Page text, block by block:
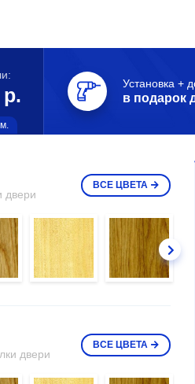
р.
Установка +
в подарок
двери
ВСЕ ЦВЕТА
двери
ВСЕ ЦВЕТА